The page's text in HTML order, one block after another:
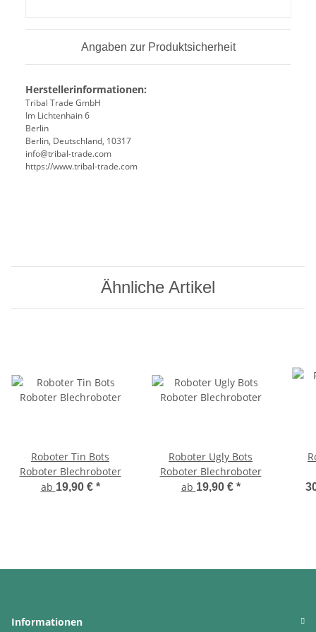
Angaben zur Produktsicherheit
Herstellerinformationen:
Tribal Trade GmbH
Im Lichtenhain 6
Berlin
Berlin, Deutschland, 10317
info@tribal-trade.com
https://www.tribal-trade.com
Ähnliche Artikel
Roboter Tin Bots
Roboter Blechroboter
ab 19,90 € *
Roboter Ugly Bots
Roboter Blechroboter
ab 19,90 € *
Informationen